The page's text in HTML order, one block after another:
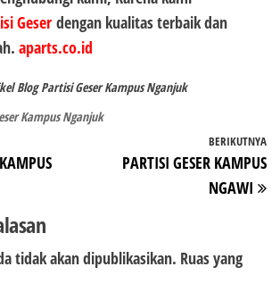
Geser dengan kualitas terbaik dan
aparts.co.id
Blog Partisi Geser Kampus Nganjuk
Kampus Nganjuk
BERIKUTNYA
PARTISI GESER KAMPUS
NGAWI
tidak akan dipublikasikan. Ruas yang